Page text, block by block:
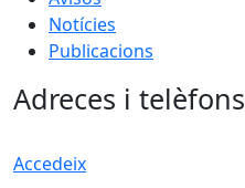
Notícies
Publicacions
Adreces i telèfons
Accedeix